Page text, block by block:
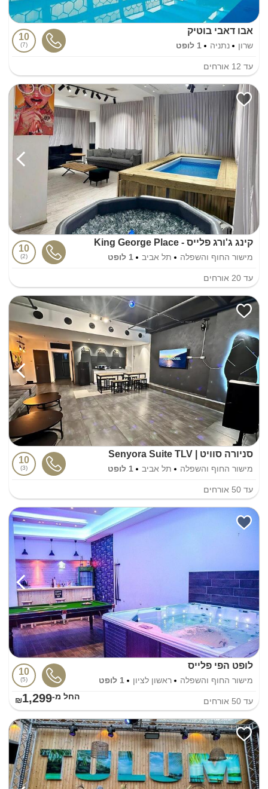
אבו דאבי בוטיק
שרון נתניה 1 לופט
10
7
עד 12 אורחים
קינג ג'ורג פלייס - King George Place
מישור החוף והשפלה תל אביב 1 לופט
10
2
עד 20 אורחים
סניורה סוויט | Senyora Suite TLV
מישור החוף והשפלה תל אביב 1 לופט
10
3
עד 50 אורחים
לופט הפי פלייס
מישור החוף והשפלה ראשון לציון 1 לופט
10
5
עד 50 אורחים החל מ-₪1,299